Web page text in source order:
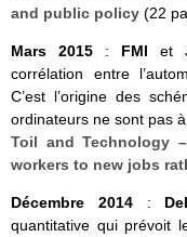
and public policy (22
Mars 2015 : FMI et
corrélation entre
C’est l’origine des
ordinateurs ne sont pas
Toil and Technology
workers to new jobs
Décembre 2014 :
quantitative qui prévoit